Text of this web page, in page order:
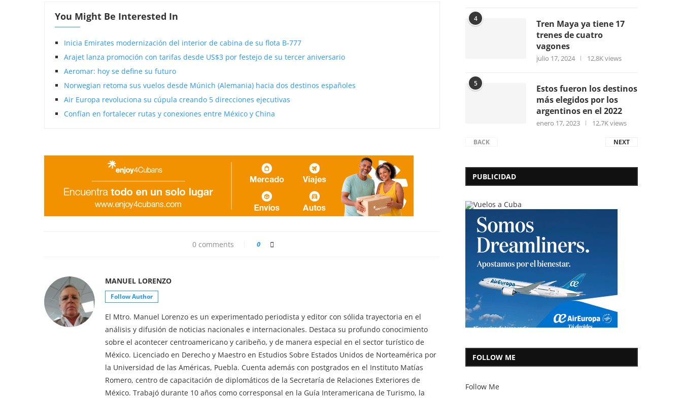
You Might Be Interested In
Inicia Emirates modernización del interior de cabina de su flota B-777
Arajet lanza promoción con tarifas desde US$3 por festejo de su tercer aniversario
Aeromar: hoy se define su futuro
Norwegian retoma sus vuelos desde Múnich (Alemania) hacia dos destinos españoles
Air Europa revoluciona su cúpula creando 5 direcciones ejecutivas
Confían en fortalecer rutas y conexiones entre México y China
0 comments 0
MANUEL LORENZO
Follow Author
El Mtro. Manuel Lorenzo es un experimentado periodista y editor con sólida trayectoria en el
análisis y difusión de noticias nacionales e internacionales. Destaca su profundo conocimiento
sobre el acontecer centroamericano y caribeño, y de manera especial en el sector turístico de
México. Licenciado en Derecho y Maestro en Estudios Sobre Estados Unidos de Norteamérica por
la Universidad de las Américas, Puebla. Cuenta además con postgrados en el Instituto Matías
Romero, centro de capacitación de diplomáticos de la Secretaría de Relaciones Exteriores de
México. Trabajó durante 10 años como corresponsal en la Guía Interamericana de Turismo, la
4
Tren Maya ya tiene 17
trenes de cuatro
vagones
julio 17, 2024 12,8K views
5
Estos fueron los destinos
más elegidos por los
argentinos en el 2022
enero 17, 2023 12,7K views
BACK NEXT
PUBLICIDAD
FOLLOW ME
Follow Me